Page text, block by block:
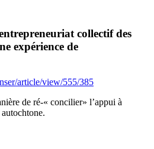
collectif des
expérience de
article/view/555/385
de ré-« concilier» l’appui à